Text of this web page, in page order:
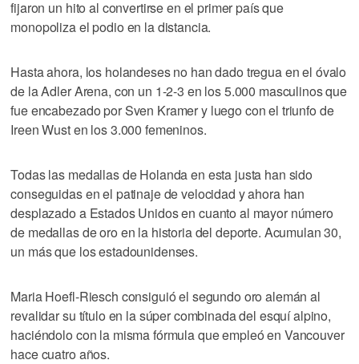
fijaron un hito al convertirse en el primer país que
monopoliza el podio en la distancia.
Hasta ahora, los holandeses no han dado tregua en el óvalo
de la Adler Arena, con un 1-2-3 en los 5.000 masculinos que
fue encabezado por Sven Kramer y luego con el triunfo de
Ireen Wust en los 3.000 femeninos.
Todas las medallas de Holanda en esta justa han sido
conseguidas en el patinaje de velocidad y ahora han
desplazado a Estados Unidos en cuanto al mayor número
de medallas de oro en la historia del deporte. Acumulan 30,
un más que los estadounidenses.
Maria Hoefl-Riesch consiguió el segundo oro alemán al
revalidar su título en la súper combinada del esquí alpino,
haciéndolo con la misma fórmula que empleó en Vancouver
hace cuatro años.